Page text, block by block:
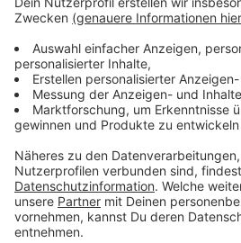
Anzeige
Das japanische Feuerwerk
Anzeige
Den Abschluss des Festes
das traditionelle japanische
Das rund 25 Minuten lange